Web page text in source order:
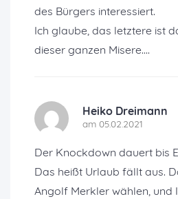
des Bürgers interessiert.
Ich glaube, das letztere ist
dieser ganzen Misere....
Heiko Dreimann
am 05.02.2021
Der Knockdown dauert bis
Das heißt Urlaub fällt aus.
Angolf Merkler wählen, und